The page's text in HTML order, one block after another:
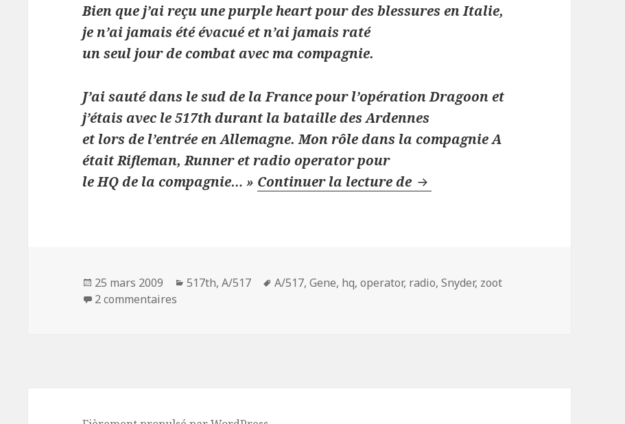
Bien que j’ai reçu une purple heart pour des blessures en Italie,
je n’ai jamais été évacué et n’ai jamais raté
un seul jour de combat avec ma compagnie.
J’ai sauté dans le sud de la France pour l’opération Dragoon et
j’étais avec le 517th durant la bataille des Ardennes
et lors de l’entrée en Allemagne. Mon rôle dans la compagnie A
était Rifleman, Runner et radio operator pour
le HQ de la compagnie… » Continuer la lecture de Gene « Zoot » Snyder – A/517
Publié
le
25 mars 2009 Catégories
517th,A/517
Mots-
A/517,Gene, hq,operator, radio,Snyder, zoot
2 commentaires